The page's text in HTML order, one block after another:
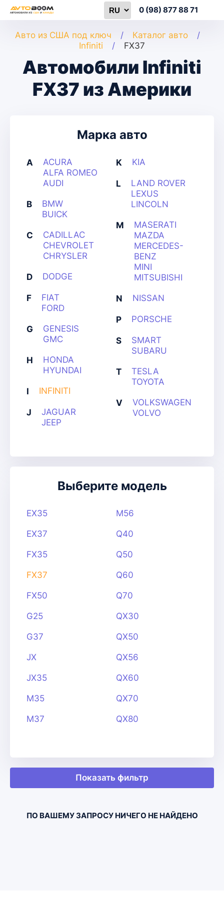
0 (98) 877 88 71
Авто из США под ключ
Каталог авто
Infiniti
FX37
Автомобили Infiniti
FX37 из Америки
Марка авто
A
ACURA
ALFA ROMEO
AUDI
B
BMW
BUICK
C
CADILLAC
CHEVROLET
CHRYSLER
D DODGE
F
FIAT
FORD
G
GENESIS
GMC
H
HONDA
HYUNDAI
I INFINITI
J
JAGUAR
JEEP
K KIA
L
LAND ROVER
LEXUS
LINCOLN
M
MASERATI
MAZDA
MERCEDES-
BENZ
MINI
MITSUBISHI
N NISSAN
P PORSCHE
S
SMART
SUBARU
T
TESLA
TOYOTA
V
VOLKSWAGEN
VOLVO
Выберите модель
EX35
EX37
FX35
FX37
FX50
G25
G37
JX
JX35
M35
M37
M56
Q40
Q50
Q60
Q70
QX30
QX50
QX56
QX60
QX70
QX80
Показать фильтр
ПО ВАШЕМУ ЗАПРОСУ НИЧЕГО НЕ НАЙДЕНО